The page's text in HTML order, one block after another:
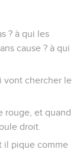
? à qui les
cause ? à qui
vont chercher le
rouge, et quand
droit.
il pique comme